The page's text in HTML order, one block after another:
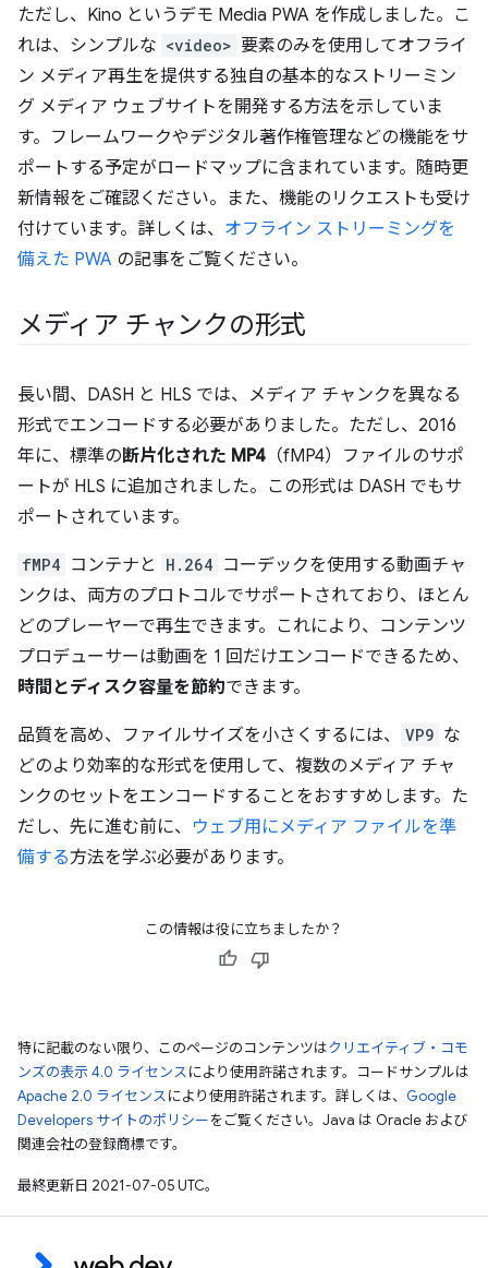
ただし、Kino というデモ Media PWA を作成しました。こ
れは、シンプルな <video> 要素のみを使用してオフライ
ン メディア再生を提供する独自の基本的なストリーミン
グ メディア ウェブサイトを開発する方法を示していま
す。フレームワークやデジタル著作権管理などの機能をサ
ポートする予定がロードマップに含まれています。随時更
新情報をご確認ください。また、機能のリクエストも受け
付けています。詳しくは、 オフライン ストリーミングを
備えた PWA の記事をご覧ください。
メディア チャンクの形式
長い間、DASH と HLS では、メディア チャンクを異なる
形式でエンコードする必要がありました。ただし、2016
年に、標準の断片化された MP4 （fMP4）ファイルのサポ
ートが HLS に追加されました。この形式は DASH でもサ
ポートされています。
fMP4 コンテナと H.264 コーデックを使用する動画チャ
ンクは、両方のプロトコルでサポートされており、ほとん
どのプレーヤーで再生できます。これにより、コンテンツ
プロデューサーは動画を 1 回だけエンコードできるため、
時間とディスク容量を節約できます。
品質を高め、ファイルサイズを小さくするには、 VP9 な
どのより効率的な形式を使用して、複数のメディア チャ
ンクのセットをエンコードすることをおすすめします。た
だし、先に進む前に、 ウェブ用にメディア ファイルを準
備する方法を学ぶ必要があります。
この情報は役に立ちましたか？
特に記載のない限り、このページのコンテンツはクリエイティブ・コモ
ンズの表示 4.0 ライセンスにより使用許諾されます。コードサンプルは
Apache 2.0 ライセンスにより使用許諾されます。詳しくは、 Google
Developers サイトのポリシーをご覧ください。Java は Oracle および
関連会社の登録商標です。
最終更新日 2021-07-05 UTC。